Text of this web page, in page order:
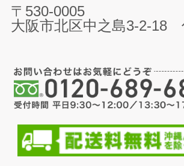
〒530-0005
大阪市北区中之島3-2-18